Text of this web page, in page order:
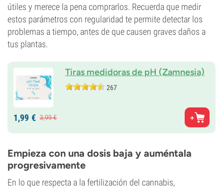
útiles y merece la pena comprarlos. Recuerda que medir
estos parámetros con regularidad te permite detectar los
problemas a tiempo, antes de que causen graves daños a
tus plantas.
Tiras medidoras de pH (Zamnesia)
267
1,99 € 3,99€
Empieza con una dosis baja y auméntala
progresivamente
En lo que respecta a la fertilización del cannabis,